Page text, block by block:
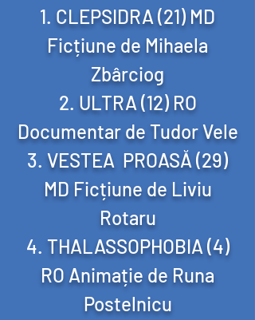
CLEPSIDRA (21) MD
Ficțiune de Mihaela
Zbârciog
ULTRA (12) RO
Documentar de Tudor Vele
VESTEA PROASĂ (29)
MD Ficțiune de Liviu
Rotaru
THALASSOPHOBIA (4)
RO Animație de Runa
Postelnicu